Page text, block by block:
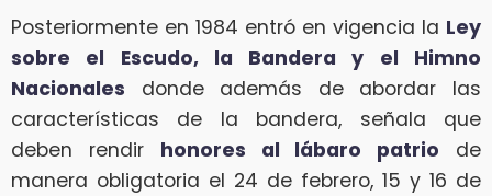
Posteriormente en 1984 entró en vigencia la Ley
sobre el Escudo, la Bandera y el Himno
Nacionales donde además de abordar las
características de la bandera, señala que
deben rendir honores al lábaro patrio de
manera obligatoria el 24 de febrero, 15 y 16 de